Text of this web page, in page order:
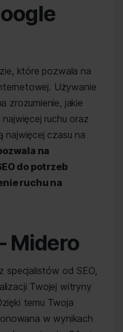
które pozwala na
Używanie
zrozumienie, jakie
ruchu oraz
najwięcej czasu na
na
do potrzeb
ruchu na
Midero
specjalistów od SEO,
Twojej witryny
temu Twoja
w wynikach